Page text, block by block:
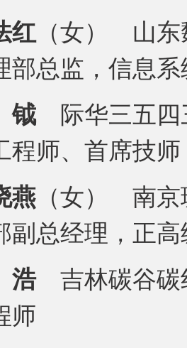
红 （女） 山东
部总监，信息
际华三五四
程师、首席技师
燕 （女） 南京
副总经理，正
浩吉林碳谷碳
师